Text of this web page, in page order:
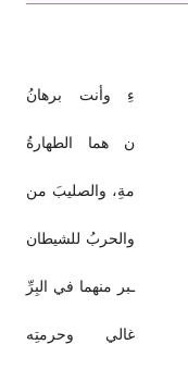
ءِ وأنت برهانُ
ن هما الطهارةُ
مةِ، والصليبَ من
والحربُ للشيطان
ـبر منهما في البِرِّ
غالي وحرمتِه